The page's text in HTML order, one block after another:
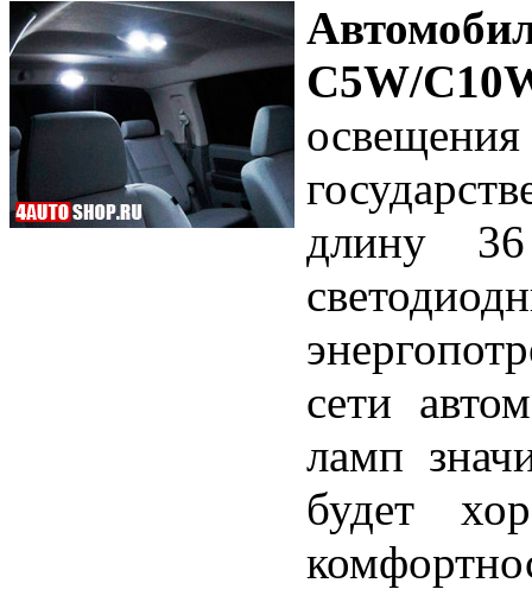
C5W/
длину 36
сети
ламп
будет